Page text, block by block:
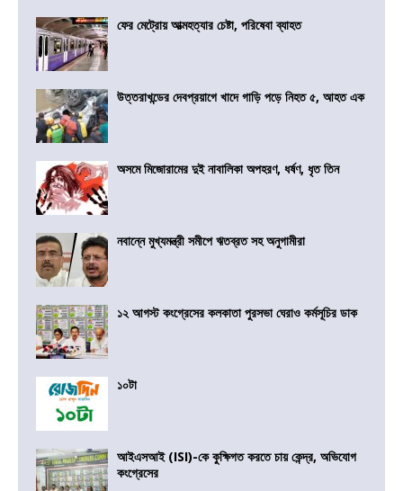
ফের মেট্রোয় আত্মহত্যার চেষ্টা, পরিষেবা ব্যাহত
উত্তরাখন্ডের দেবপ্রয়াগে খাদে গাড়ি পড়ে নিহত ৫, আহত এক
অসমে মিজোরামের দুই নাবালিকা অপহরণ, ধর্ষণ, ধৃত তিন
নবান্নে মুখ্যমন্ত্রী সমীপে ঋতব্রত সহ অনুগামীরা
১২ আগস্ট কংগ্রেসের কলকাতা পুরসভা ঘেরাও কর্মসূচির ডাক
১০টা
আইএসআই (ISI)-কে কুক্ষিগত করতে চায় কেন্দ্র, অভিযোগ
কংগ্রেসের